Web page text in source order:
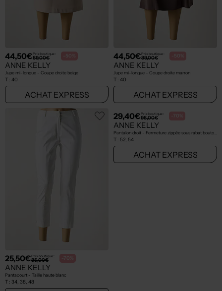
44,50€Prix boutique :
89,00€ -50%
ANNE KELLY
Jupe mi-longue - Coupe droite beige
T : 40
ACHAT EXPRESS
44,50€Prix boutique :
89,00€ -50%
ANNE KELLY
Jupe mi-longue - Coupe droite marron
T : 40
ACHAT EXPRESS
25,50€Prix boutique :
85,00€ -70%
ANNE KELLY
Pantacourt - Taille haute blanc
T : 34, 38, 48